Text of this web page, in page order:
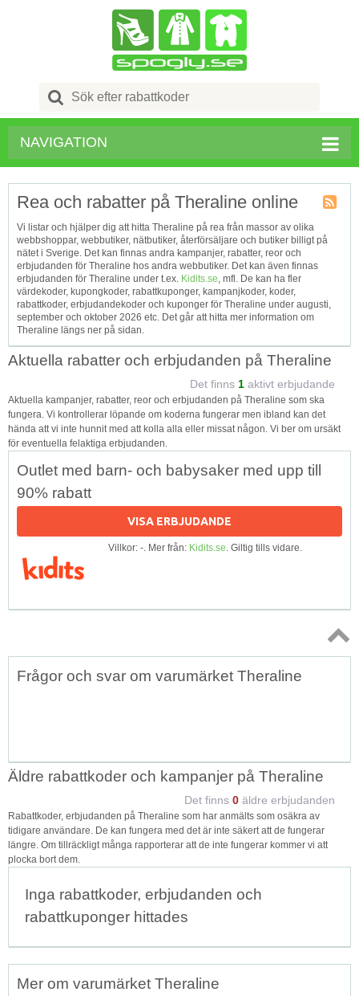
Search
for:
NAVIGATION
Tagg
Rea och rabatter på Theraline online
Vi listar och hjälper dig att hitta Theraline på rea från massor av olika
webbshoppar, webbutiker, nätbutiker, återförsäljare och butiker billigt på
nätet i Sverige. Det kan finnas andra kampanjer, rabatter, reor och
erbjudanden för Theraline hos andra webbutiker. Det kan även finnas
erbjudanden för Theraline under t.ex. Kidits.se, mfl. De kan ha fler
värdekoder, kupongkoder, rabattkuponger, kampanjkoder, koder,
rabattkoder, erbjudandekoder och kuponger för Theraline under augusti,
september och oktober 2026 etc. Det går att hitta mer information om
Theraline längs ner på sidan.
Aktuella rabatter och erbjudanden på Theraline
Det finns 1 aktivt erbjudande
Aktuella kampanjer, rabatter, reor och erbjudanden på Theraline som ska
fungera. Vi kontrollerar löpande om koderna fungerar men ibland kan det
hända att vi inte hunnit med att kolla alla eller missat någon. Vi ber om ursäkt
för eventuella felaktiga erbjudanden.
Outlet med barn- och babysaker med upp till
90% rabatt
VISA ERBJUDANDE
Villkor: -. Mer från: Kidits.se. Giltig tills vidare.
Topp
Frågor och svar om varumärket Theraline
Äldre rabattkoder och kampanjer på Theraline
Det finns 0 äldre erbjudanden
Rabattkoder, erbjudanden på Theraline som har anmälts som osäkra av
tidigare användare. De kan fungera med det är inte säkert att de fungerar
längre. Om tillräckligt många rapporterar att de inte fungerar kommer vi att
plocka bort dem.
Inga rabattkoder, erbjudanden och
rabattkuponger hittades
Mer om varumärket Theraline